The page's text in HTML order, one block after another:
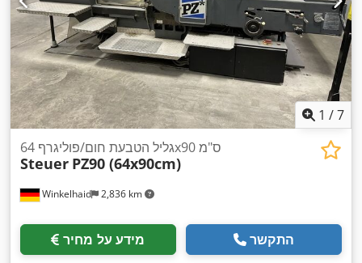
1 /7
Winkelhaid 2,836 km
גליל הטבעת חום/פוליגרף 64x90 ס"מ
Steuer PZ90 (64x90cm)
מידע על מחיר התקשר